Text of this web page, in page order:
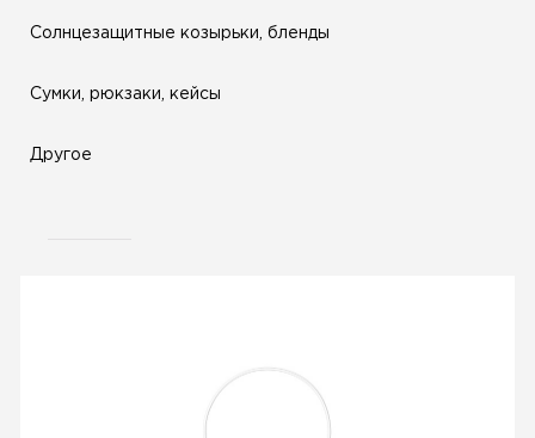
Солнцезащитные козырьки, бленды
Сумки, рюкзаки, кейсы
Другое